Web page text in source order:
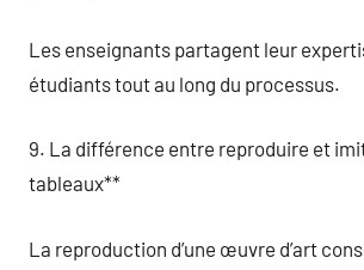
Les enseignants partagent leur
étudiants tout au long du processus.
9. La différence entre reproduire et
tableaux**
La reproduction d’une œuvre d’art